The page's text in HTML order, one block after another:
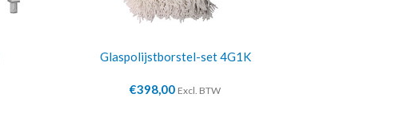
Glaspolijstborstel-set 4G1K
€398,00 Excl. BTW